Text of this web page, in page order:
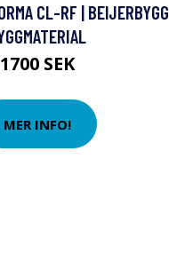
CL-RF | BEIJERBYGG
1700 SEK
MER INFO!